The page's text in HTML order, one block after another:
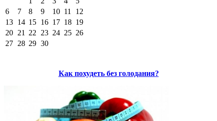
6
7 8 9 10 11
12
13 14 15 16 17 18 19
20 21 22 23 24 25 26
27 28 29 30
Как похудеть без голодания?